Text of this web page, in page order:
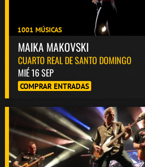
1001 MÚSICAS
MAIKA MAKOVSKI
CUARTO REAL DE SANTO DOMINGO
MIÉ 16 SEP
COMPRAR ENTRADAS